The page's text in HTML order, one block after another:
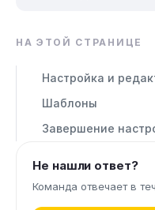
НА ЭТОЙ СТРАНИЦЕ
Настройка и
Шаблоны
Завершение
Не нашли ответ?
Команда отвечает в